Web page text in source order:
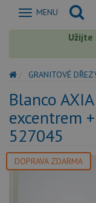
Zobrazit
MENU
Užijte
GRANITOVÉ
Blanco
excentrem
527045
DOPRAVA ZDARMA